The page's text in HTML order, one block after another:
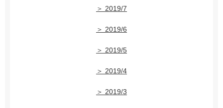
＞ 2019/7
＞ 2019/6
＞ 2019/5
＞ 2019/4
＞ 2019/3